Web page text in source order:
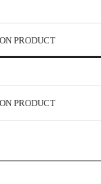
PRODUCT
PRODUCT